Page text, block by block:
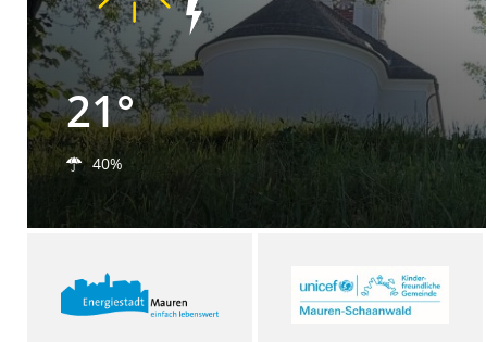
21°
40%